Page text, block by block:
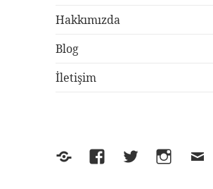
Hakkımızda
Blog
İletişim
Yelp FacebookTwitterInstagram
E-